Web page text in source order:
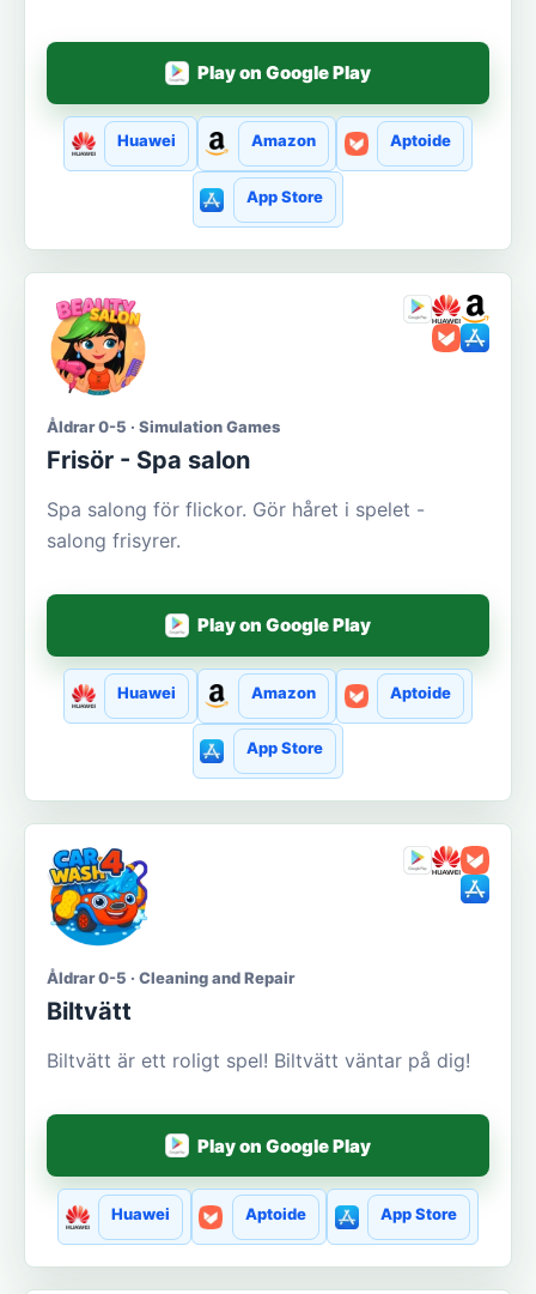
Play on Google Play
Huawei Amazon Aptoide
App Store
Åldrar 0-5 · Simulation Games
Frisör - Spa salon
Spa salong för flickor. Gör håret i spelet -
salong frisyrer.
Play on Google Play
Huawei Amazon Aptoide
App Store
Åldrar 0-5 · Cleaning and Repair
Biltvätt
Biltvätt är ett roligt spel! Biltvätt väntar på dig!
Play on Google Play
Huawei Aptoide App Store